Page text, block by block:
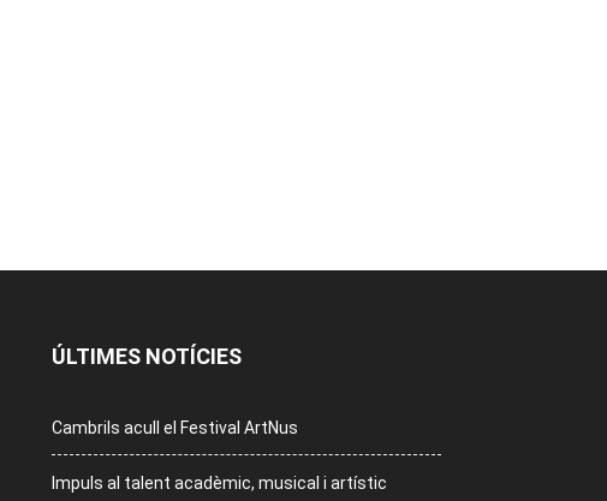
ÚLTIMES NOTÍCIES
Cambrils acull el Festival ArtNus
Impuls al talent acadèmic, musical i artístic